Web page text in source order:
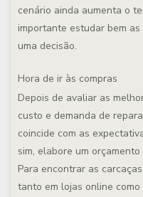
cenário ainda aumenta o
importante estudar bem
uma decisão.
Hora de ir às compras
Depois de avaliar as
custo e demanda de
coincide com as
sim, elabore um
Para encontrar as
tanto em lojas online